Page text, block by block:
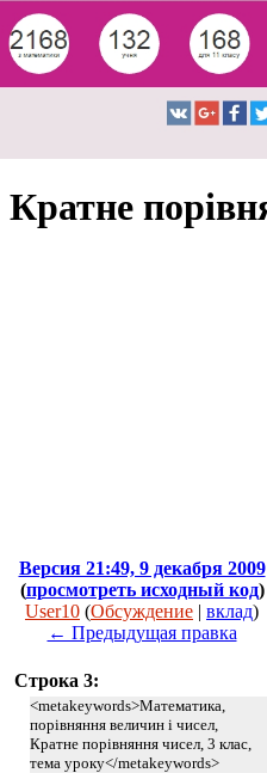
Кратне
Версия 21:49, 9 декабря 2009
(просмотреть исходный код)
User10 (Обсуждение | вклад)
← Предыдущая правка
Строка 3:
<metakeywords>Математика,
порівняння величин і чисел,
Кратне порівняння чисел, 3 клас,
тема уроку</metakeywords>